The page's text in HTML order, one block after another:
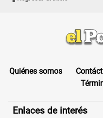
Quiénes somos
Enlaces de interés